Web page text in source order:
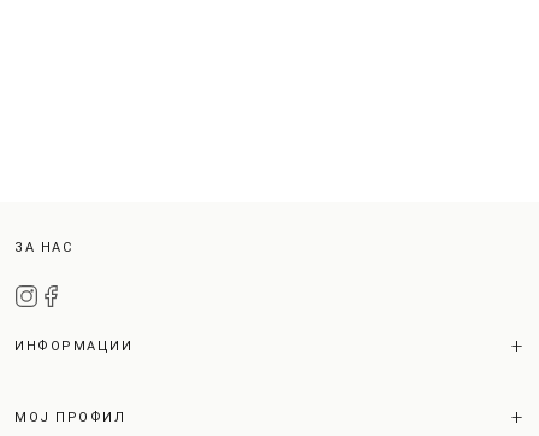
ЗА НАС
ИНФОРМАЦИИ
МОЈ ПРОФИЛ